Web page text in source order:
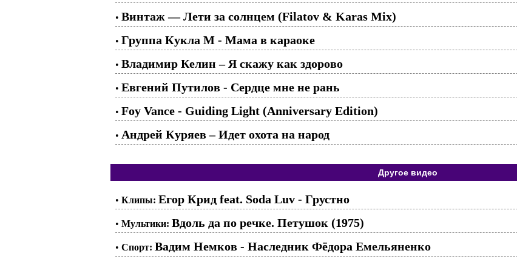
• Винтаж — Лети за солнцем (Filatov & Karas Mix)
• Группа Кукла М - Мама в караоке
• Владимир Келин – Я скажу как здорово
• Евгений Путилов - Сердце мне не рань
• Foy Vance - Guiding Light (Anniversary Edition)
• Андрей Куряев – Идет охота на народ
Другое видео
• Клипы: Егор Крид feat. Soda Luv - Грустно
• Мультики: Вдоль да по речке. Петушок (1975)
• Спорт: Вадим Немков - Наследник Фёдора Емельяненко